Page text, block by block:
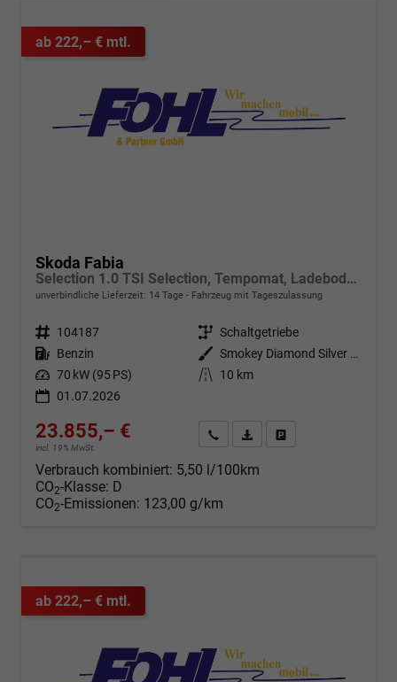
ab 222,– € mtl.
Skoda Fabia
Selection 1.0 TSI Selection, Tempomat, Ladeboden, Park, Winterpaket, SmartLink, 4-J Garantie
unverbindliche Lieferzeit: 14 Tage Fahrzeug mit Tageszulassung
Fahrzeugnr. 104187 Getriebe Schaltgetriebe
Kraftstoff Benzin Außenfarbe
Smokey Diamond Silver Metallic
Leistung 70 kW (95 PS) Kilometerstand
10 km
01.07.2026
23.855,– €
incl. 19% MwSt.
Angebot anfordern
Fahrzeugexpose (PDF)
Verbrauch kombiniert: 5,50 l/100km
CO2-Klasse: D
CO2-Emissionen: 123,00 g/km
ab 222,– € mtl.